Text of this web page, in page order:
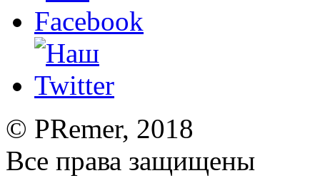
© PRemer, 2018
Все права защищены